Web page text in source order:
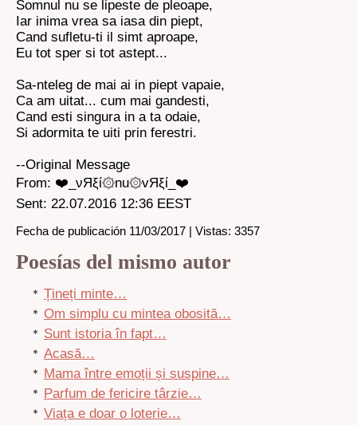
Somnul nu se lipeste de pleoape,
Iar inima vrea sa iasa din piept,
Cand sufletu-ti il simt aproape,
Eu tot sper si tot astept...
Sa-nteleg de mai ai in piept vapaie,
Ca am uitat... cum mai gandesti,
Cand esti singura in a ta odaie,
Si adormita te uiti prin ferestri.
--Original Message
From: ❤️_νЯξί۞nu۞vЯξί_❤️
Sent: 22.07.2016 12:36 EEST
Fecha de publicación 11/03/2017 | Vistas: 3357
Poesías del mismo autor
Țineți minte…
Om simplu cu mintea obosită…
Sunt istoria în fapt…
Acasă…
Mama între emoții și suspine…
Parfum de fericire târzie…
Viața e doar o loterie…